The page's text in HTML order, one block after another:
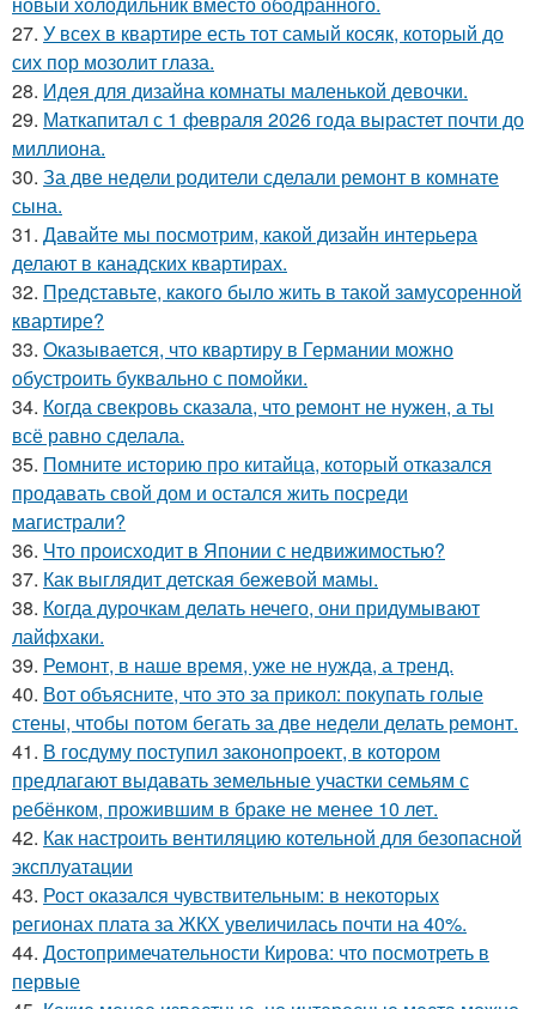
27. У всех в квартире есть тот самый косяк, который до
сих пор мозолит глаза.
28. Идея для дизайна комнаты маленькой девочки.
29. Маткапитал с 1 февраля 2026 года вырастет почти до
миллиона.
30. За две недели родители сделали ремонт в комнате
сына.
31. Давайте мы посмотрим, какой дизайн интерьера
делают в канадских квартирах.
32. Представьте, какого было жить в такой замусоренной
квартире?
33. Оказывается, что квартиру в Германии можно
обустроить буквально с помойки.
34. Когда свекровь сказала, что ремонт не нужен, а ты
всё равно сделала.
35. Помните историю про китайца, который отказался
продавать свой дом и остался жить посреди
магистрали?
36. Что происходит в Японии с недвижимостью?
37. Как выглядит детская бежевой мамы.
38. Когда дурочкам делать нечего, они придумывают
лайфхаки.
39. Ремонт, в наше время, уже не нужда, а тренд.
40. Вот объясните, что это за прикол: покупать голые
стены, чтобы потом бегать за две недели делать ремонт.
41. В госдуму поступил законопроект, в котором
предлагают выдавать земельные участки семьям с
ребёнком, прожившим в браке не менее 10 лет.
42. Как настроить вентиляцию котельной для безопасной
эксплуатации
43. Рост оказался чувствительным: в некоторых
регионах плата за ЖКХ увеличилась почти на 40%.
44. Достопримечательности Кирова: что посмотреть в
первые